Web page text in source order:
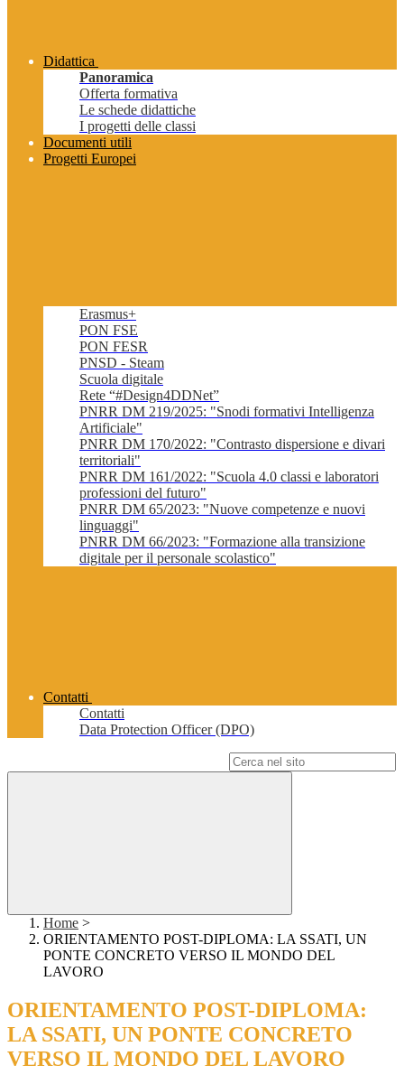
Didattica
Panoramica
Offerta formativa
Le schede didattiche
I progetti delle classi
Documenti utili
Progetti Europei
Erasmus+
PON FSE
PON FESR
PNSD - Steam
Scuola digitale
Rete “#Design4DDNet”
PNRR DM 219/2025: "Snodi formativi Intelligenza
Artificiale"
PNRR DM 170/2022: "Contrasto dispersione e divari
territoriali"
PNRR DM 161/2022: "Scuola 4.0 classi e laboratori
professioni del futuro"
PNRR DM 65/2023: "Nuove competenze e nuovi
linguaggi"
PNRR DM 66/2023: "Formazione alla transizione
digitale per il personale scolastico"
Contatti
Contatti
Data Protection Officer (DPO)
Home >
ORIENTAMENTO POST-DIPLOMA: LA SSATI, UN
PONTE CONCRETO VERSO IL MONDO DEL
LAVORO
ORIENTAMENTO POST-DIPLOMA:
LA SSATI, UN PONTE CONCRETO
VERSO IL MONDO DEL LAVORO